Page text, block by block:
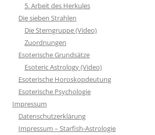
5. Arbeit des Herkules
Die sieben Strahlen
Die Sterngruppe (Video)
Zuordnungen
Esoterische Grundsätze
Esoteric Astrology (Video)
Esoterische Horoskopdeutung
Esoterische Psychologie
Impressum
Datenschutzerklärung
Impressum – Starfish-Astrologie